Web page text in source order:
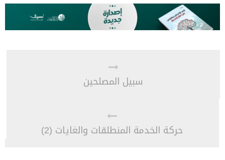
سبيل المصلحين
حركة الخدمة المنطلقات والغايات (2)